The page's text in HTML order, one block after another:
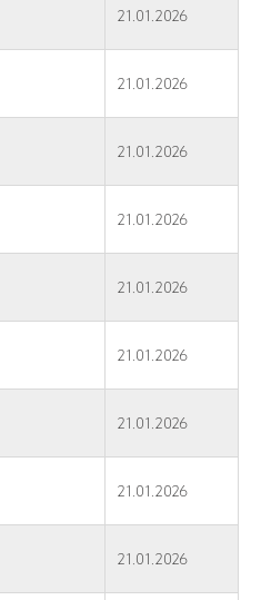
21.01.2026
21.01.2026
21.01.2026
21.01.2026
21.01.2026
21.01.2026
21.01.2026
21.01.2026
21.01.2026